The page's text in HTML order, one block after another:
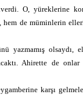
O, yüreklerine
de müminlerin
yazmamış olsaydı,
Ahirette de
karşı